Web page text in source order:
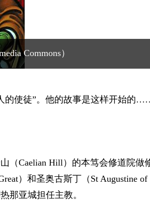
Commons）
的使徒”。他的故事是这样开始的
（Caelian Hill） 的本笃会修道院做
） 和圣奥古斯丁 （St Augustine of
那亚城担任主教。